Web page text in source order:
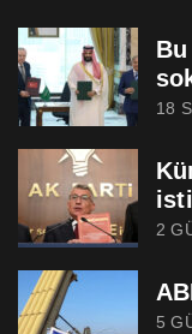
18
2
5